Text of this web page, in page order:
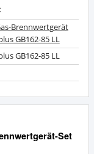
Brennwertgerät
GB162-85 LL
GB162-85 LL
Set